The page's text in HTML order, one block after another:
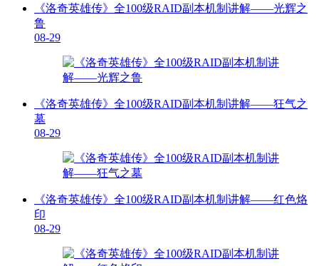
《洛奇英雄传》全100级RAID副本机制讲解——光辉之
鲁
08-29
《洛奇英雄传》全100级RAID副本机制讲解——狂气之
墓
08-29
《洛奇英雄传》全100级RAID副本机制讲解——红色烙
印
08-29